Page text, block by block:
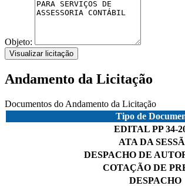
Objeto:
Visualizar licitação
Andamento da Licitação
Documentos do Andamento da Licitação
Tipo de
EDITAL PP 34-
ATA DA
DESPACHO DE
COTAÇÃO DE
DESPACHO